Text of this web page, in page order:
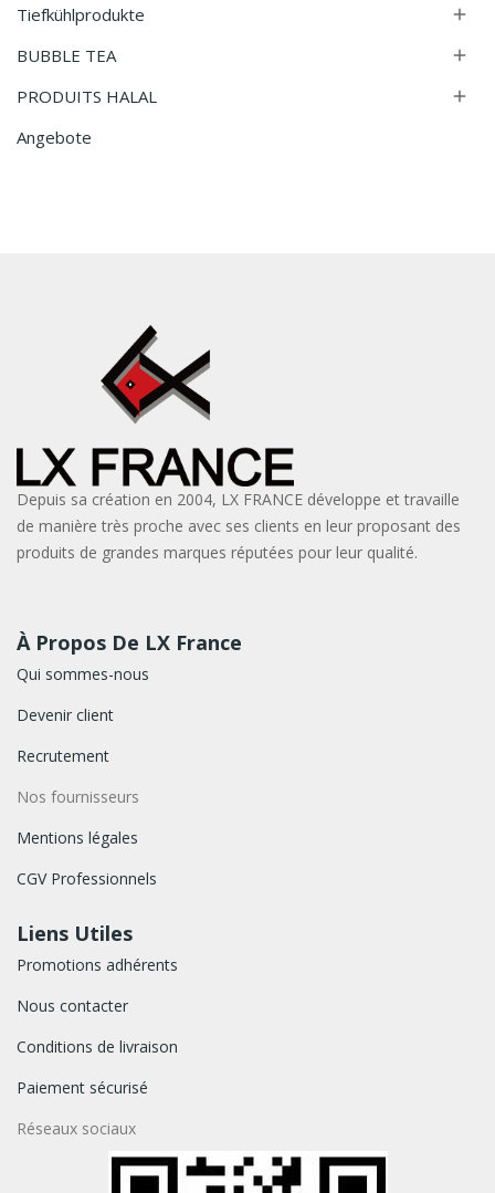
Tiefkühlprodukte 
BUBBLE TEA 
PRODUITS HALAL 
Angebote
Depuis sa création en 2004, LX FRANCE développe et travaille
de manière très proche avec ses clients en leur proposant des
produits de grandes marques réputées pour leur qualité.
À Propos De LX France
Qui sommes-nous
Devenir client
Recrutement
Nos fournisseurs
Mentions légales
CGV Professionnels
Liens Utiles
Promotions adhérents
Nous contacter
Conditions de livraison
Paiement sécurisé
Réseaux sociaux